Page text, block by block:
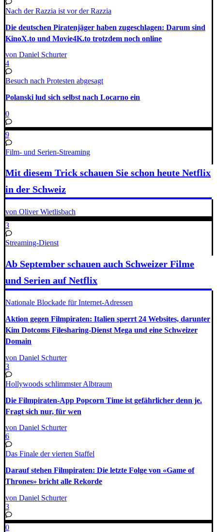
Nach der Razzia ist vor der Razzia
Die deutschen Piratenjäger haben zugeschlagen: Darum sind
KinoX.to und Movie4K.to trotzdem noch online
von Daniel Schurter
4
Besuch nach Protesten abgesagt
Polanski lud sich selbst nach Locarno ein
0
9
Film- und Serien-Streaming
Mit diesem Trick schauen Sie schon heute Netflix
in der Schweiz
von Oliver Wietlisbach
3
Streaming-Dienst
Ab September schauen auch Schweizer Filme
und Serien auf Netflix
Nationale Blockade für Internet-Adressen
Aktion gegen Filmpiraten: Italien sperrt 24 Websites, darunter
Kim Dotcoms Filesharing-Dienst Mega und eine Schweizer
Domain
von Daniel Schurter
3
Hollywoods schlimmster Albtraum
Die Filmpiraten-App Popcorn Time ist gefährlicher denn je.
Fragt sich nur, für wen
von Daniel Schurter
6
Das Finale der vierten Staffel
Darauf stehen Filmpiraten: Die letzte Folge von «Game of
Thrones» bricht alle Rekorde
von Daniel Schurter
3
0